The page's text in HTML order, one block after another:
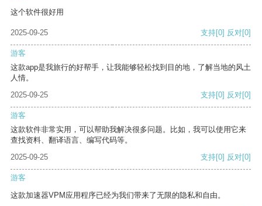
这个软件很好用
2025-09-25 支持[0] 反对[0]
游客
这款app是我旅行的好帮手，让我能够轻松找到目的地，了解当地的风土
人情。
2025-09-25
支持[0] 反对[0]
游客
这款软件非常实用，可以帮助我解决很多问题。比如，我可以使用它来
查找资料、翻译语言、编写代码等。
2025-09-25
支持[0] 反对[0]
游客
这款加速器VPM应用程序已经为我们带来了无限的隐私和自由。